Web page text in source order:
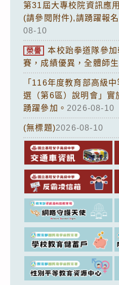
第31屆大專校院資訊應
(請參閱附件),請踴躍報
08-10
榮譽
本校跆拳道隊參
賽，成績優異，全體師生
「116年度教育部高級
選（第6區）說明會」實
踴躍參加。 2026-08-10
(無標題)2026-08-10